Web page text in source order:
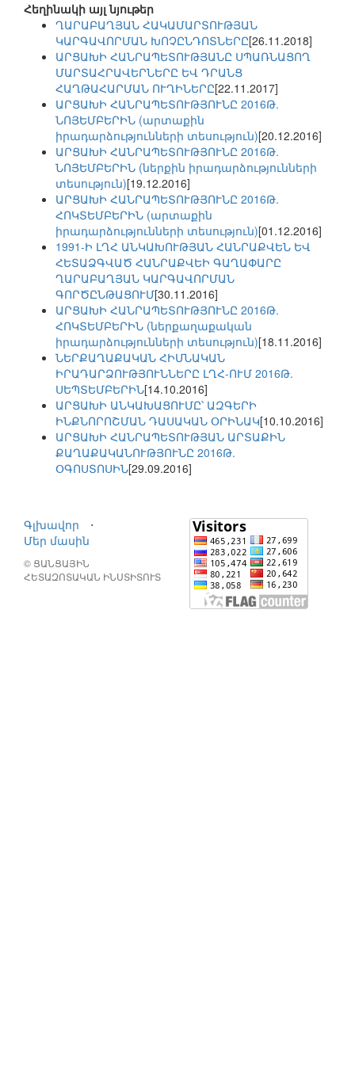
Հեղինակի այլ նյութեր
ՂԱՐԱԲԱՂՅԱՆ ՀԱԿԱՄԱՐՏՈՒԹՅԱՆ
ԿԱՐԳԱՎՈՐՄԱՆ ԽՈՉԸՆԴՈՏՆԵՐԸ[26.11.2018]
ԱՐՑԱԽԻ ՀԱՆՐԱՊԵՏՈՒԹՅԱՆԸ ՍՊԱՌՆԱՑՈՂ
ՄԱՐՏԱՀՐԱՎԵՐՆԵՐԸ ԵՎ ԴՐԱՆՑ
ՀԱՂԹԱՀԱՐՄԱՆ ՈՒՂԻՆԵՐԸ[22.11.2017]
ԱՐՑԱԽԻ ՀԱՆՐԱՊԵՏՈՒԹՅՈՒՆԸ 2016Թ.
ՆՈՅԵՄԲԵՐԻՆ (արտաքին
իրադարձությունների տեսություն)[20.12.2016]
ԱՐՑԱԽԻ ՀԱՆՐԱՊԵՏՈՒԹՅՈՒՆԸ 2016Թ.
ՆՈՅԵՄԲԵՐԻՆ (ներքին իրադարձությունների
տեսություն)[19.12.2016]
ԱՐՑԱԽԻ ՀԱՆՐԱՊԵՏՈՒԹՅՈՒՆԸ 2016Թ.
ՀՈԿՏԵՄԲԵՐԻՆ (արտաքին
իրադարձությունների տեսություն)[01.12.2016]
1991-Ի ԼՂՀ ԱՆԿԱԽՈՒԹՅԱՆ ՀԱՆՐԱՔՎԵՆ ԵՎ
ՀԵՏԱՁԳՎԱԾ ՀԱՆՐԱՔՎԵԻ ԳԱՂԱՓԱՐԸ
ՂԱՐԱԲԱՂՅԱՆ ԿԱՐԳԱՎՈՐՄԱՆ
ԳՈՐԾԸՆԹԱՑՈՒՄ[30.11.2016]
ԱՐՑԱԽԻ ՀԱՆՐԱՊԵՏՈՒԹՅՈՒՆԸ 2016Թ.
ՀՈԿՏԵՄԲԵՐԻՆ (ներքաղաքական
իրադարձությունների տեսություն)[18.11.2016]
ՆԵՐՔԱՂԱՔԱԿԱՆ ՀԻՄՆԱԿԱՆ
ԻՐԱԴԱՐՁՈՒԹՅՈՒՆՆԵՐԸ ԼՂՀ-ՈՒՄ 2016Թ.
ՍԵՊՏԵՄԲԵՐԻՆ[14.10.2016]
ԱՐՑԱԽԻ ԱՆԿԱԽԱՑՈՒՄԸ՝ ԱԶԳԵՐԻ
ԻՆՔՆՈՐՈՇՄԱՆ ԴԱՍԱԿԱՆ ՕՐԻՆԱԿ[10.10.2016]
ԱՐՑԱԽԻ ՀԱՆՐԱՊԵՏՈՒԹՅԱՆ ԱՐՏԱՔԻՆ
ՔԱՂԱՔԱԿԱՆՈՒԹՅՈՒՆԸ 2016Թ.
ՕԳՈՍՏՈՍԻՆ[29.09.2016]
Գլխավոր
⋅
Մեր մասին
© ՑԱՆՑԱՅԻՆ
ՀԵՏԱԶՈՏԱԿԱՆ ԻՆՍՏԻՏՈՒՏ